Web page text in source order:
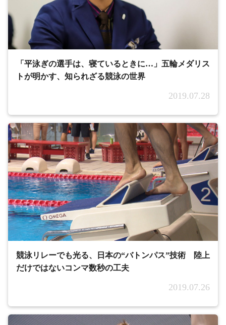
「平泳ぎの選手は、寝ているときに…」五輪メダリス
トが明かす、知られざる競泳の世界
2019.07.28
競泳リレーでも光る、日本の“バトンパス”技術 陸上
だけではないコンマ数秒の工夫
2019.07.26